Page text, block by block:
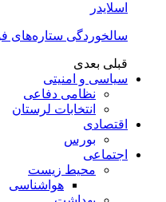
اسلایدر
سالخوردگی ستاره‌های
قبلی بعدی
سیاسی و امنیتی
نظامی دفاعی
انتخابات لرستان
اقتصادی
بورس
اجتماعی
محیط زیست
هواشناسی